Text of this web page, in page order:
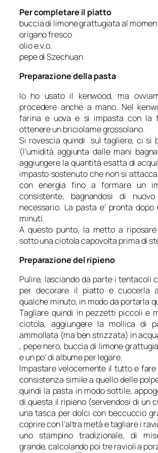
Per completare il piatto
buccia di limone grattugiata al
origano fresco
olio e.v.o.
pepe di Szechuan
Preparazione della pasta
Io ho usato il kenwood, ma
procedere anche a mano. Nel
farina e uova e si impasta con la
ottenere un briciolame grossolano.
Si rovescia quindi sul tagliere, ci si
(l’umidità aggiunta dalle mani
aggiungere la quantità esatta di
impasto sostenuto che non si
con energia fino a formare un
consistente, bagnandosi di
necessario. La pasta e’ pronta
minuti.
A questo punto, la metto a riposare
sotto una ciotola capovolta prima di
Preparazione del ripieno
Pulire, lasciando da parte i tentacoli
per decorare il piatto e cuocerla
qualche minuto, in modo da portarla
Tagliare quindi in pezzetti piccoli e
ciotola, aggiungere la mollica di
ammollata (ma ben strizzata) in
, pepe nero, buccia di limone
e un po’ di albume per legare.
Impastare velocemente il tutto e
consistenza simile a quello delle
quindi la pasta in modo sottile,
di questa il ripieno (servendosi di un
una tasca per dolci con beccuccio
coprire con l’altra metà e tagliare i
uno stampino tradizionale, di
grande, calcolando poi tre ravioli a